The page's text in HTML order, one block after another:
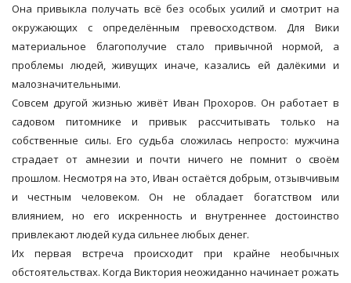
Она привыкла получать всё без особых усилий и смотрит на
окружающих с определённым превосходством. Для Вики
материальное благополучие стало привычной нормой, а
проблемы людей, живущих иначе, казались ей далёкими и
малозначительными.
Совсем другой жизнью живёт Иван Прохоров. Он работает в
садовом питомнике и привык рассчитывать только на
собственные силы. Его судьба сложилась непросто: мужчина
страдает от амнезии и почти ничего не помнит о своём
прошлом. Несмотря на это, Иван остаётся добрым, отзывчивым
и честным человеком. Он не обладает богатством или
влиянием, но его искренность и внутреннее достоинство
привлекают людей куда сильнее любых денег.
Их первая встреча происходит при крайне необычных
обстоятельствах. Когда Виктория неожиданно начинает рожать